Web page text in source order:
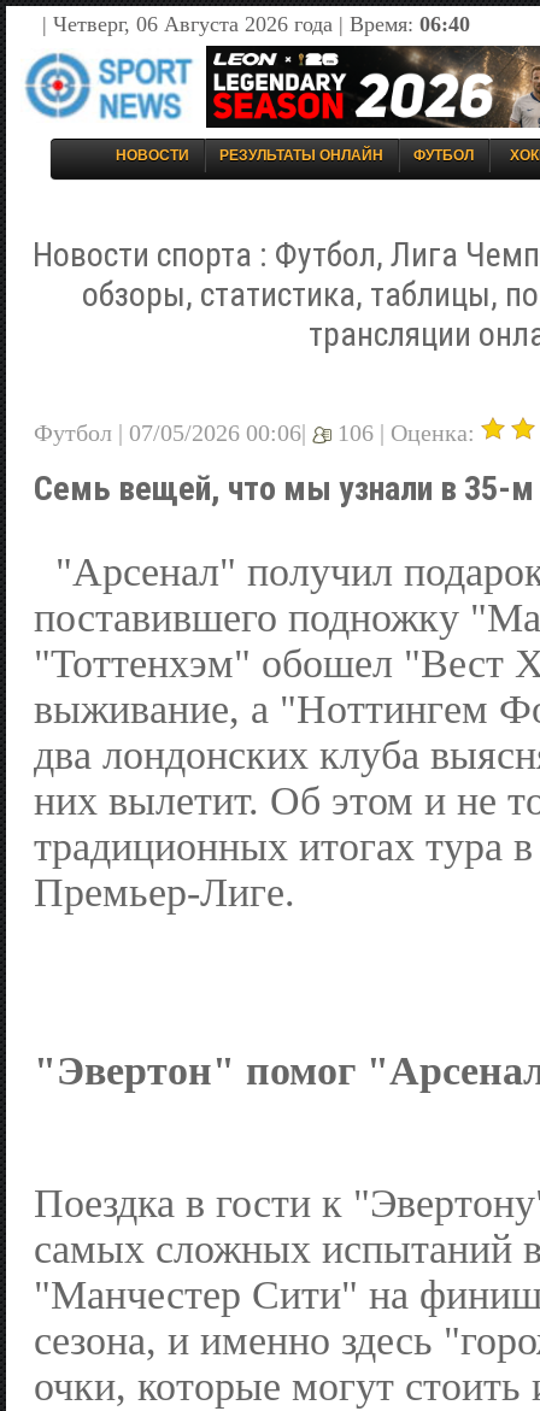
| Четверг, 06 Августа 2026 года | Время: 06:40
НОВОСТИ РЕЗУЛЬТАТЫ ОНЛАЙН ФУТБОЛ
Новости спорта : Футбол, Лига
обзоры, статистика, таблицы,
трансляции
Футбол | 07/05/2026 00:06| 106 | Оценка:
Семь вещей, что мы узнали в 35-м
"Арсенал" получил
поставившего подножку
"Тоттенхэм" обошел "Вест
выживание, а "Ноттингем
два лондонских клуба
них вылетит. Об этом и не
традиционных итогах тура
Премьер-Лиге.
"Эвертон" помог
Поездка в гости к
самых сложных испытаний
"Манчестер Сити" на
сезона, и именно здесь
очки, которые могут